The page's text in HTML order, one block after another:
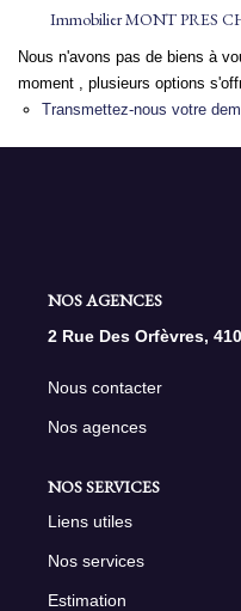
NOS
Immobilier MONT PRES
Nous n'avons pas de biens à
moment , plusieurs options
Transmettez-nous votre
NOS AGENCES
2 Rue Des Orfèvres,
Nous contacter
Nos agences
NOS SERVICES
Liens utiles
Nos services
Estimation